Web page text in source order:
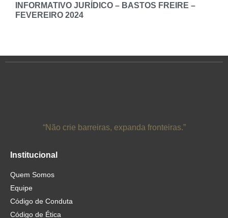
INFORMATIVO JURÍDICO – BASTOS FREIRE –
FEVEREIRO 2024
“Não crie barreiras, expanda fronteiras.”
Institucional
Quem Somos
Equipe
Código de Conduta
Código de Ética